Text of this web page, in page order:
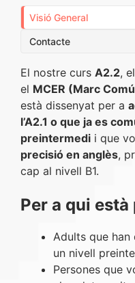
Visió General
Contacte
El nostre curs A2.2,
el MCER (Marc
està dissenyat per a
l’A2.1 o que ja es
preintermedi i que
precisió en anglès,
cap al nivell B1.
Per a qui està
Adults que han
un nivell
Persones que